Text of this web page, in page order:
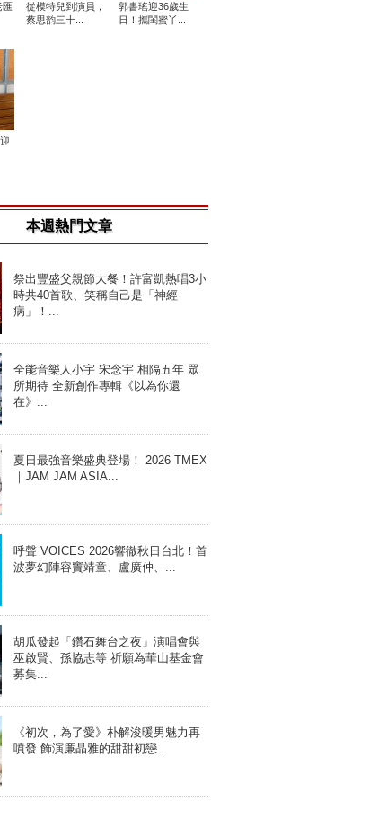
匯
​從模特兒到演員，
蔡思韵三十...
郭書瑤迎36歲生
日！攜閨蜜丫...
本週熱門文章
祭出豐盛父親節大餐！許富凱熱唱3小
時共40首歌、笑稱自己是「神經
病」！...
全能音樂人小宇 宋念宇 相隔五年 眾
所期待 全新創作專輯《以為你還
在》...
夏日最強音樂盛典登場！ 2026 TMEX
｜JAM JAM ASIA...
呼聲 VOICES 2026響徹秋日台北！首
波夢幻陣容竇靖童、盧廣仲、...
胡瓜發起「鑽石舞台之夜」演唱會與
巫啟賢、孫協志等 祈願為華山基金會
募集...
《初次，為了愛》朴解浚暖男魅力再
噴發 飾演廉晶雅的甜甜初戀...